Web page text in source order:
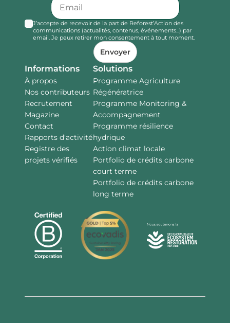
J’accepte de recevoir de la part de Reforest’Action des
communications (actualités, contenus, événements...) par
email. Je peux retirer mon consentement à tout moment.
Envoyer
Informations
À propos
Nos contributeurs
Recrutement
Magazine
Contact
Rapports d'activité
Registre des
projets vérifiés
Solutions
Programme Agriculture
Régénératrice
Programme Monitoring &
Accompagnement
Programme résilience
hydrique
Action climat locale
Portfolio de crédits carbone
court terme
Portfolio de crédits carbone
long terme